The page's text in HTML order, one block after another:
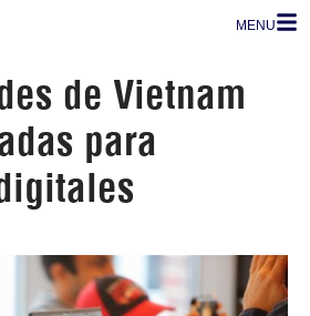
MENU
de Vietnam
para